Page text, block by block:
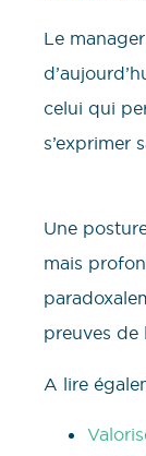
Le
celui qui
s’exprimer
Une
mais
preuves de
A lire